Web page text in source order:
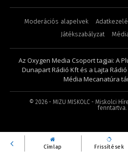
Címlap Frissítések
Moderációs alapelvek
Játékszabályzat
Az Oxygen Media Csoport tagjai: A
Dunapart Rádió Kft és a Lajta
Média Mecanatúra
© 2026- MIZU MISKOLC - Miskolci
fenntartva.